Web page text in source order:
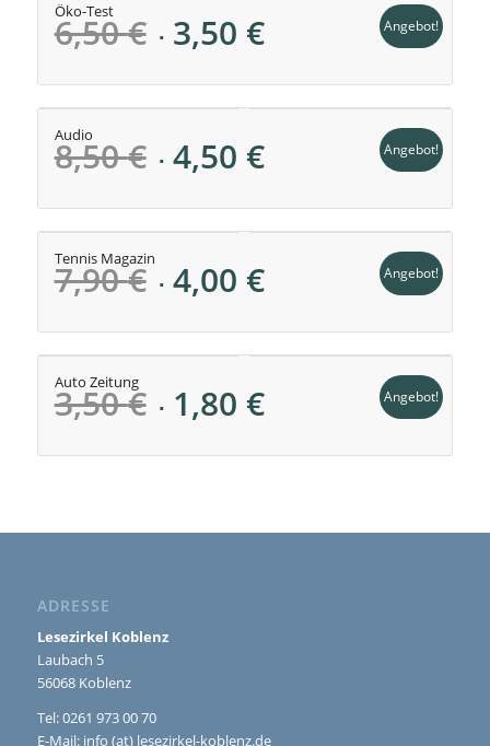
Öko-Test
6,50€ Ursprünglicher
Preis
war:
6,50 €
3,50 €Aktueller
Preis
ist:
3,50 €.
Angebot!
Audio
8,50€ Ursprünglicher
Preis
war:
8,50 €
4,50 €Aktueller
Preis
ist:
4,50 €.
Angebot!
Tennis Magazin
7,90€Ursprünglicher
Preis
war:
7,90 €
4,00 €Aktueller
Preis
ist:
4,00 €.
Angebot!
Auto Zeitung
3,50€ Ursprünglicher
Preis
war:
1,80 €Aktueller
Preis
ist:
Angebot!
ADRESSE
Lesezirkel Koblenz
Laubach 5
56068 Koblenz
Tel: 0261 973 00 70
E-Mail: info (at) lesezirkel-koblenz.de